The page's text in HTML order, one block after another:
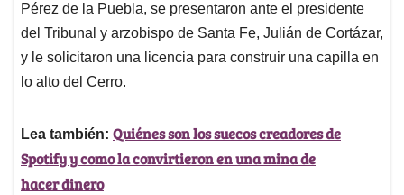
Pérez de la Puebla, se presentaron ante el presidente
del Tribunal y arzobispo de Santa Fe, Julián de Cortázar,
y le solicitaron una licencia para construir una capilla en
lo alto del Cerro.
Lea también: Quiénes son los suecos creadores de
Spotify y como la convirtieron en una mina de
hacer dinero